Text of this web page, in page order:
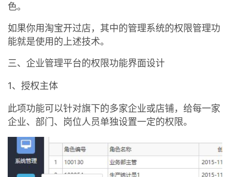
色。
如果你用淘宝开过店，其中的管理系统的权限管理功
能就是使用的上述技术。
三、企业管理平台的权限功能界面设计
1、授权主体
此项功能可以针对旗下的多家企业或店铺，给每一家
企业、部门、岗位人员单独设置一定的权限。